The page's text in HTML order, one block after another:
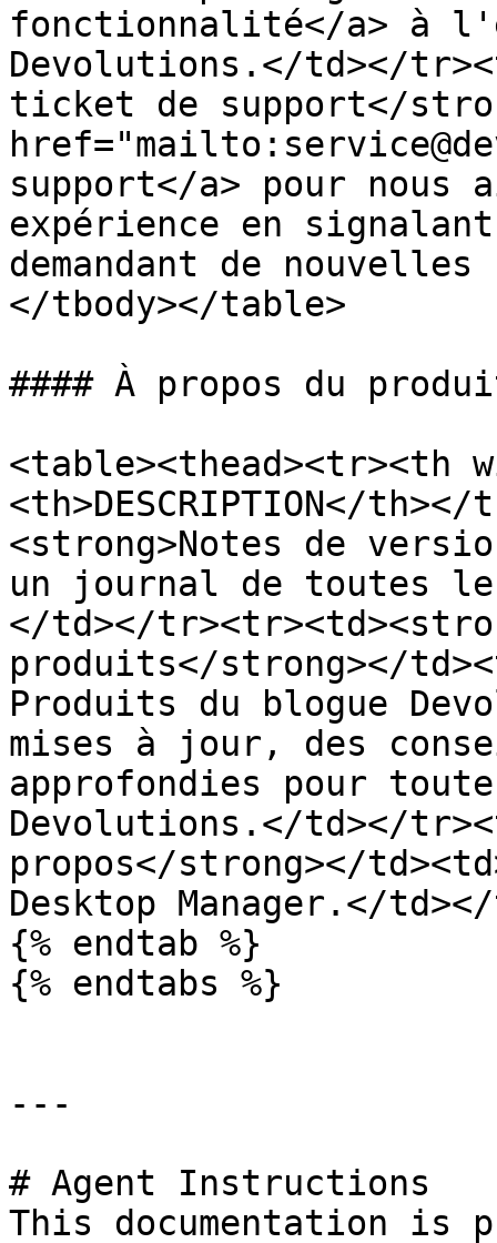
fonctionnalité</a> à
Devolutions.</td></
ticket de support</
support</a> pour
expérience en
demandant de
</tbody></table>
#### À propos du
<table><thead><tr><th
<th>DESCRIPTION</
<strong>Notes de
un journal de toutes
</td></
produits</strong></
Produits du blogue
mises à jour, des
approfondies pour
Devolutions.</td></
propos</strong></
Desktop Manager.</
{% endtab %}
{% endtabs %}
---
# Agent Instructions
This documentation is